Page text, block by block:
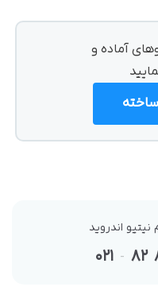
آماده و
نیتیو اندروید
021 - 82